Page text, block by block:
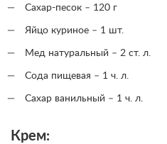
Сахар-песок – 120 г
Яйцо куриное – 1 шт.
Мед натуральный – 2 ст. л.
Сода пищевая – 1 ч. л.
Сахар ванильный – 1 ч. л.
Крем: